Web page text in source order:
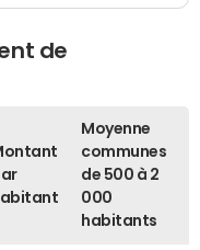
de
Moyenne
communes
de 500 à 2
000
habitants